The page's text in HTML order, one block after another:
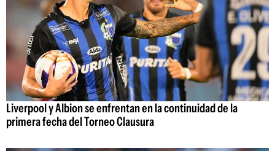
Liverpool y Albion se enfrentan en la continuidad de la
primera fecha del Torneo Clausura